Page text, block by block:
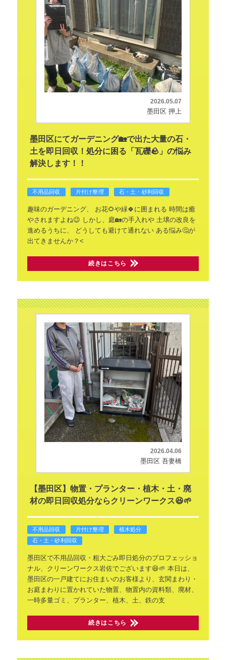
2026.05.07
墨田区 押上
墨田区にてガーデニング🏡で出た大量の石・
土を即日回収！処分に困る「瓦礫🪨」の悩み
解決します！！
不用品回収 片付け整理 石・土・砂利回収
趣味のガーデニング、 お花🌻や緑🍀に囲まれる 時間は癒
やされますよね😉 しかし、庭🏡の手入れや土壌の改良を
進めるうちに、
どうしても避けて通れないある悩み🤔が
出てきませんか？<
続きはこちら
2026.04.06
墨田区 吾妻橋
【墨田区】物置・プランター・植木・土・廃
材の即日回収処分ならクリーンワークス😆🌱
不用品回収 片付け整理
植木処分
石・土・砂利回収
墨田区で不用品回収・粗大ごみ即日処分のプロフェッショ
ナル、クリーンワークス岩佐でございます😆🌱 本日は、
墨田区の一戸建てにお住まいのお客様より、玄関まわり・
お庭まわりに置かれていた物置、物置内の資料類、廃材、
一時多量ゴミ、プランター、植木、土、鉄の支
続きはこちら